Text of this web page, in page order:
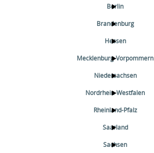
Berlin
Brandenburg
Hessen
Mecklenburg-Vorpommern
Niedersachsen
Nordrhein-Westfalen
Rheinland-Pfalz
Saarland
Sachsen